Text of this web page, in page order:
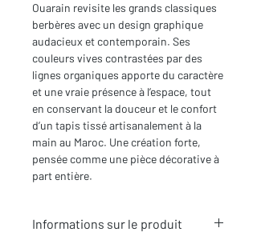
Ouarain revisite les grands classiques
berbères avec un design graphique
audacieux et contemporain. Ses
couleurs vives contrastées par des
lignes organiques apporte du caractère
et une vraie présence à l’espace, tout
en conservant la douceur et le confort
d’un tapis tissé artisanalement à la
main au Maroc. Une création forte,
pensée comme une pièce décorative à
part entière.
Informations sur le produit